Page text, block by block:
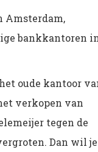
Amsterdam,
bankkantoren
oude kantoor
verkopen van
tegen de
Dan wil